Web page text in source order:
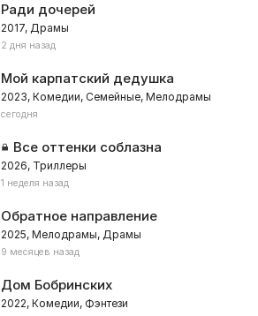
Ради дочерей
2017, Драмы
2 дня назад
Мой карпатский дедушка
2023, Комедии, Семейные, Мелодрамы
сегодня
Все оттенки соблазна
2026, Триллеры
1 неделя назад
Обратное направление
2025, Мелодрамы, Драмы
9 месяцев назад
Дом Бобринских
2022, Комедии, Фэнтези